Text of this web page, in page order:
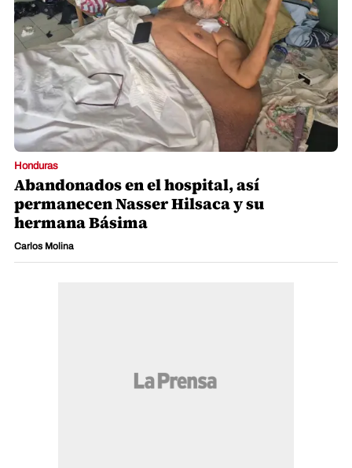
Honduras
Abandonados en el hospital, así
permanecen Nasser Hilsaca y su
hermana Básima
Carlos Molina